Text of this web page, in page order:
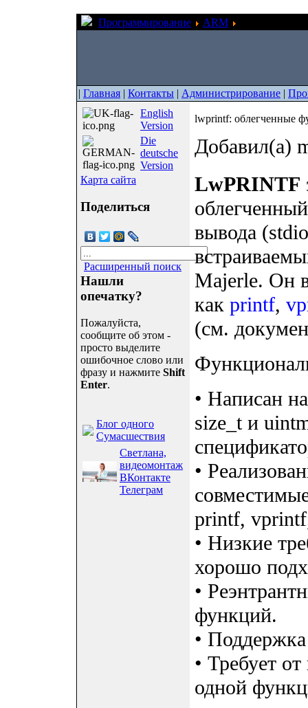
Программирование ARM
| Главная | Контакты | Администрирование |
English
Version
Die
deutsche
Version
Карта сайта
Поделиться
Расширенный поиск
Нашли
опечатку?
Пожалуйста,
сообщите об этом -
просто выделите
ошибочное слово или
фразу и нажмите Shift
Enter.
Блог одного
Сумасшествия
Светлана,
видеомонтаж
ВКонтакте
Телеграм
lwprintf: облегченные
Добавил(а)
LwPRINTF
вывода
Majerle. Он
как printf,
(см.
• Написан
size_t и
•
printf,
• Низкие
хорошо
•
функций.
•
• Требует
одной